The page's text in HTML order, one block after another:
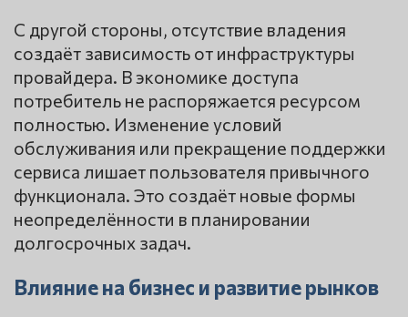
С другой стороны, отсутствие владения
создаёт зависимость от инфраструктуры
провайдера. В экономике доступа
потребитель не распоряжается ресурсом
полностью. Изменение условий
обслуживания или прекращение поддержки
сервиса лишает пользователя привычного
функционала. Это создаёт новые формы
неопределённости в планировании
долгосрочных задач.
Влияние на бизнес и развитие рынков